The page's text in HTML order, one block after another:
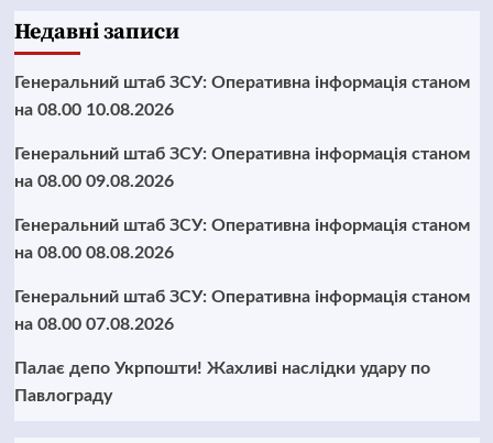
Недавні записи
Генеральний штаб ЗСУ: Оперативна інформація станом
на 08.00 10.08.2026
Генеральний штаб ЗСУ: Оперативна інформація станом
на 08.00 09.08.2026
Генеральний штаб ЗСУ: Оперативна інформація станом
на 08.00 08.08.2026
Генеральний штаб ЗСУ: Оперативна інформація станом
на 08.00 07.08.2026
Палає депо Укрпошти! Жахливі наслідки удару по
Павлограду